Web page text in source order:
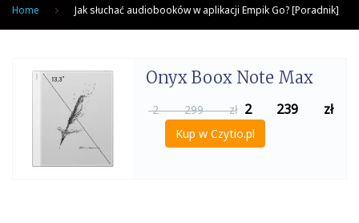
Home Jak słuchać audiobooków w aplikacji Empik Go? [Poradnik]
Onyx Boox Note Max
2 299 zł 2 239 zł
Kup w Czytio.pl